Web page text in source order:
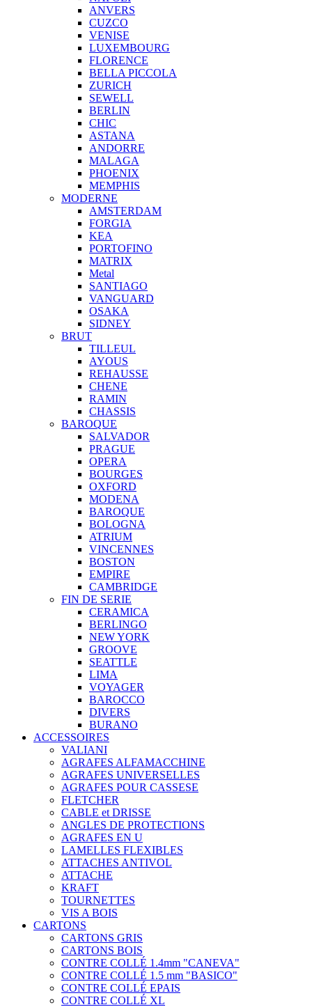
ANVERS
CUZCO
VENISE
LUXEMBOURG
FLORENCE
BELLA PICCOLA
ZURICH
SEWELL
BERLIN
CHIC
ASTANA
ANDORRE
MALAGA
PHOENIX
MEMPHIS
MODERNE
AMSTERDAM
FORGIA
KEA
PORTOFINO
MATRIX
Metal
SANTIAGO
VANGUARD
OSAKA
SIDNEY
BRUT
TILLEUL
AYOUS
REHAUSSE
CHENE
RAMIN
CHASSIS
BAROQUE
SALVADOR
PRAGUE
OPERA
BOURGES
OXFORD
MODENA
BAROQUE
BOLOGNA
ATRIUM
VINCENNES
BOSTON
EMPIRE
CAMBRIDGE
FIN DE SERIE
CERAMICA
BERLINGO
NEW YORK
GROOVE
SEATTLE
LIMA
VOYAGER
BAROCCO
DIVERS
BURANO
ACCESSOIRES
VALIANI
AGRAFES ALFAMACCHINE
AGRAFES UNIVERSELLES
AGRAFES POUR CASSESE
FLETCHER
CABLE et DRISSE
ANGLES DE PROTECTIONS
AGRAFES EN U
LAMELLES FLEXIBLES
ATTACHES ANTIVOL
ATTACHE
KRAFT
TOURNETTES
VIS A BOIS
CARTONS
CARTONS GRIS
CARTONS BOIS
CONTRE COLLÉ 1.4mm "CANEVA"
CONTRE COLLÉ 1.5 mm "BASICO"
CONTRE COLLÉ EPAIS
CONTRE COLLÉ XL